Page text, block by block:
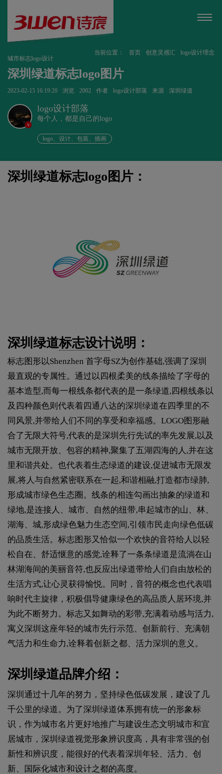
当前位置： 首页 创意灵感汇
logo设计理念
城市标志logo设计
深圳绿道标志logo图片
2023-02-15 16:19:20 浏览 2002 作者 logo设计部落 来源 深圳绿道
v
logo设计部落
每个人，都是自己的logo
logo、设计、包装、插画
深圳绿道标志logo图片：
深圳绿道标志设计说明：
标志图形以Shenzhen 首字母SZ为创作基础,强调了深圳
最直观的专属性。通过以四根柔美的线条描绘了字母的
基本造型,而每一根线条都代表的是一条绿道,四根线条以
及四种颜色则代表着四通八达的深圳绿道在四季里的不
同风景,并带给人们不同的享受和幸福感。LOGO图形融
合了无限大符号,代表的是深圳先行先试的率先发展,以及
城市无限开放、包容的精神,聚集了五湖四海的人,并在这
里和谐共处。也代表着生态绿道的建设,促进城市无限发
展,将人与自然紧密联系在一起,和谐相融,打造都市绿肺,
形成城市绿色生态圈。线条的相连勾画出抽象的绿道和
绿地,是连接人、城市、自然的纽带,串起城市的山、林、
湖海、城,形成绿色魅力生态空间,引领市民走向绿色低碳
的品质生活。标志图形又恰似一个欢快的音符给人以轻
松自在、舒适惬意的感觉,诠释了一条条绿道是流淌在山
林湖海间的美丽音符,也反应出绿道带给人们自由放松的
生活方式,让心灵获得愉悦。同时，音符的概念也代表唱
响时代主旋律，积极倡导健康绿色的高品质人居环境,并
为此不断努力。标志又如舞动的彩带,充满着动感与活力,
寓义深圳这座年轻的城市先行示范、创新前行、充满朝
气活力和生命力,诠释着创新之都、活力深圳的意义。
深圳绿道品牌介绍：
深圳通过十几年的努力，坚持绿色低碳发展，建设了几
千公里的绿道。为了深圳绿道体系拥有统一的形象标
识，作为城市名片更好地推广与建设生态文明城市和宜
居城市，深圳绿道视觉形象辨识度高，具有非常强的创
新性和辨识度，能很好的代表着深圳年轻、活力、创
新、国际化城市和设计之都的高度。